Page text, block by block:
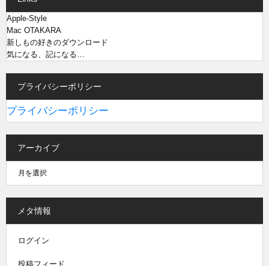
Apple-Style
Mac OTAKARA
新しもの好きのダウンロード
気になる、記になる…
プライバシーポリシー
プライバシーポリシー
アーカイブ
メタ情報
ログイン
投稿フィード